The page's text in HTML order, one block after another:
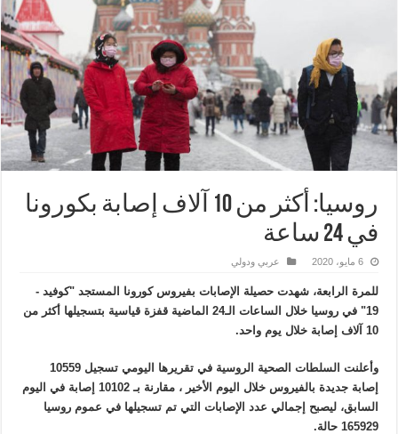
روسيا: أكثر من 10 آلاف إصابة بكورونا
في 24 ساعة
6 مايو، 2020 عربي ودولي
للمرة الرابعة، شهدت حصيلة الإصابات بفيروس كورونا المستجد "كوفيد -
19" في روسيا خلال الساعات الـ24 الماضية قفزة قياسية بتسجيلها أكثر من
10 آلاف إصابة خلال يوم واحد.
وأعلنت السلطات الصحية الروسية في تقريرها اليومي تسجيل 10559
إصابة جديدة بالفيروس خلال اليوم الأخير ، مقارنة بـ 10102 إصابة في اليوم
السابق، ليصبح إجمالي عدد الإصابات التي تم تسجيلها في عموم روسيا
165929 حالة.